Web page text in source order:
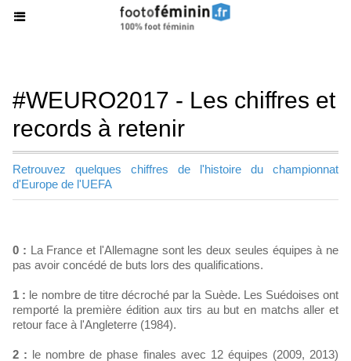
#WEURO2017 - Les chiffres et
records à retenir
Retrouvez quelques chiffres de l'histoire du championnat
d'Europe de l'UEFA
0 : La France et l'Allemagne sont les deux seules équipes à ne
pas avoir concédé de buts lors des qualifications.
1 : le nombre de titre décroché par la Suède. Les Suédoises ont
remporté la première édition aux tirs au but en matchs aller et
retour face à l'Angleterre (1984).
2 : le nombre de phase finales avec 12 équipes (2009, 2013)